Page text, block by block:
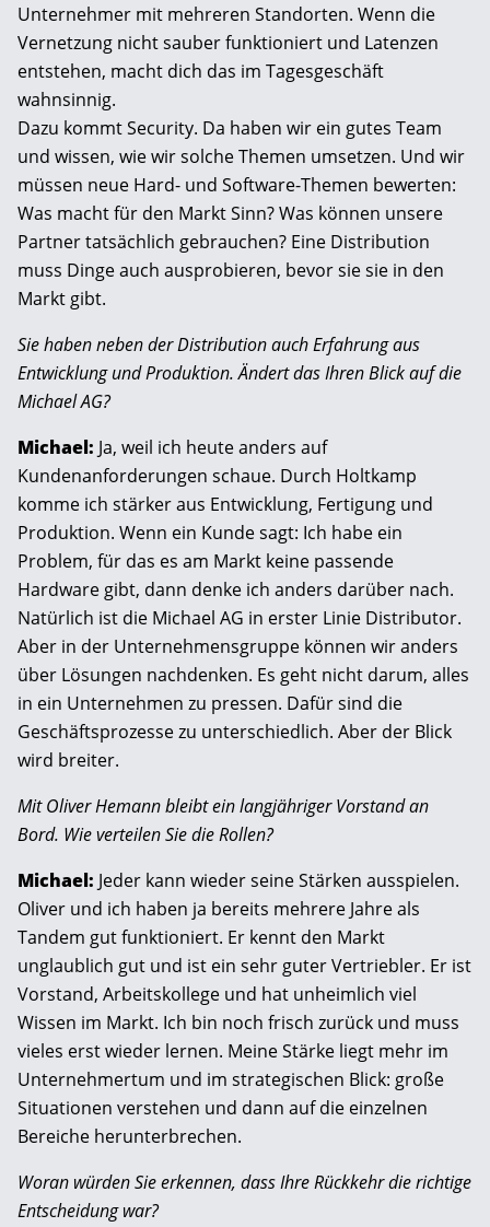
Unternehmer mit mehreren Standorten. Wenn die
Vernetzung nicht sauber funktioniert und Latenzen
entstehen, macht dich das im Tagesgeschäft
wahnsinnig.
Dazu kommt Security. Da haben wir ein gutes Team
und wissen, wie wir solche Themen umsetzen. Und wir
müssen neue Hard- und Software-Themen bewerten:
Was macht für den Markt Sinn? Was können unsere
Partner tatsächlich gebrauchen? Eine Distribution
muss Dinge auch ausprobieren, bevor sie sie in den
Markt gibt.
Sie haben neben der Distribution auch Erfahrung aus
Entwicklung und Produktion. Ändert das Ihren Blick auf die
Michael AG?
Michael: Ja, weil ich heute anders auf
Kundenanforderungen schaue. Durch Holtkamp
komme ich stärker aus Entwicklung, Fertigung und
Produktion. Wenn ein Kunde sagt: Ich habe ein
Problem, für das es am Markt keine passende
Hardware gibt, dann denke ich anders darüber nach.
Natürlich ist die Michael AG in erster Linie Distributor.
Aber in der Unternehmensgruppe können wir anders
über Lösungen nachdenken. Es geht nicht darum, alles
in ein Unternehmen zu pressen. Dafür sind die
Geschäftsprozesse zu unterschiedlich. Aber der Blick
wird breiter.
Mit Oliver Hemann bleibt ein langjähriger Vorstand an
Bord. Wie verteilen Sie die Rollen?
Michael: Jeder kann wieder seine Stärken ausspielen.
Oliver und ich haben ja bereits mehrere Jahre als
Tandem gut funktioniert. Er kennt den Markt
unglaublich gut und ist ein sehr guter Vertriebler. Er ist
Vorstand, Arbeitskollege und hat unheimlich viel
Wissen im Markt. Ich bin noch frisch zurück und muss
vieles erst wieder lernen. Meine Stärke liegt mehr im
Unternehmertum und im strategischen Blick: große
Situationen verstehen und dann auf die einzelnen
Bereiche herunterbrechen.
Woran würden Sie erkennen, dass Ihre Rückkehr die richtige
Entscheidung war?